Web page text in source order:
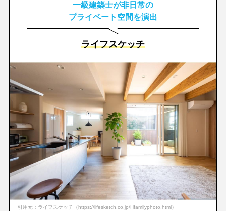
一級建築士が非日常の
プライベート空間を演出
ライフスケッチ
引用元：ライフスケッチ（https://lifesketch.co.jp/Hfamilyphoto.html）